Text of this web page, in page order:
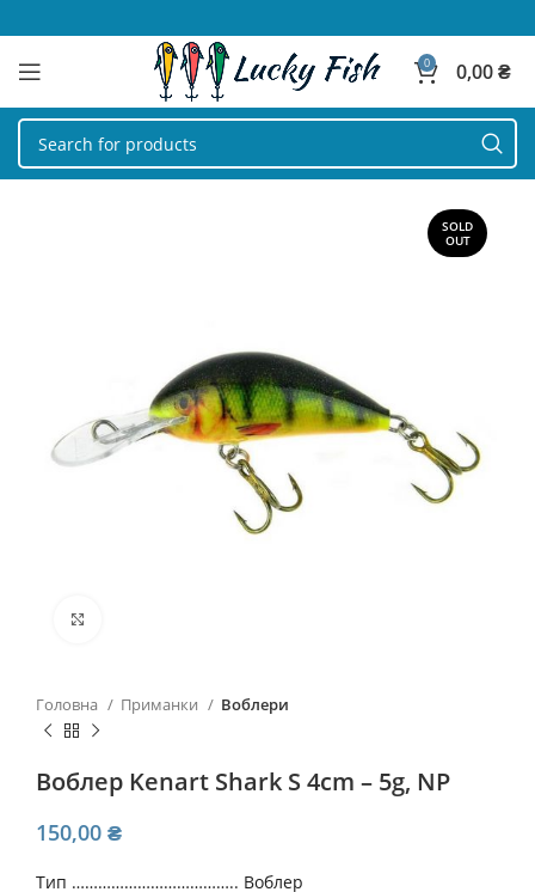
0 0,00₴
SOLD
OUT
Головна Приманки Воблери
Воблер Kenart Shark S 4cm – 5g, NP
150,00 ₴
Тип ……………………………….. Воблер